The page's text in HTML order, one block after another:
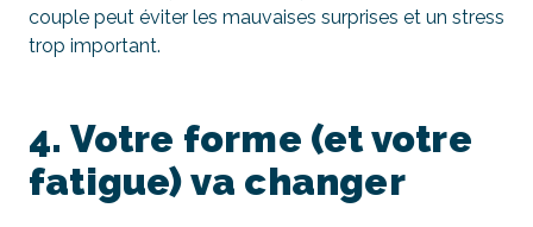
couple peut éviter les mauvaises surprises et un stress
trop important.
4. Votre forme (et votre
fatigue) va changer